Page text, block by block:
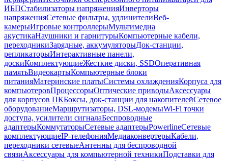
ИБПСтабилизаторы напряженияИнверторы
напряженияСетевые фильтры, удлинителиВеб-
камерыИгровые контроллерыМультимедиа
акустикаНаушники и гарнитурыКомпьютерные кабели,
переходникиЗарядные, аккумуляторыДок-станции,
репликаторыИнтерактивные панели,
доскиКомплектующиеЖесткие диски, SSDОперативная
памятьВидеокартыКомпьютерные блоки
питанияМатеринские платыСистемы охлажденияКорпуса для
компьютеровПроцессорыОптические приводыАксессуары
для корпусов ПКБоксы, док-станции для накопителейСетевое
оборудованиеМаршрутизаторы, DSL-модемыWi-Fi точки
доступа, усилители сигналаБеспроводные
адаптерыКоммутаторыСетевые адаптерыPowerlineСетевые
комплектующиеIP-телефонияМедиаконвертерыКабели,
переходники сетевыеАнтенны для беспроводной
связиАксессуары для компьютерной техникиПодставки для